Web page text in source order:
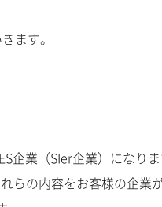
ます。
企業（SIer企業）になりま
らの内容をお客様の企業